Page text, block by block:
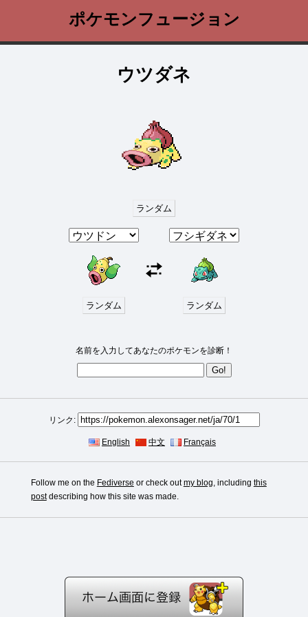
ポケモンフュージョン
ウツダネ
ランダム
ランダム ランダム
名前を入力してあなたのポケモンを診断！
リンク:
English 中文 Français
Follow me on the Fediverse or check outmy blog, including this
postdescribing how this site was made.